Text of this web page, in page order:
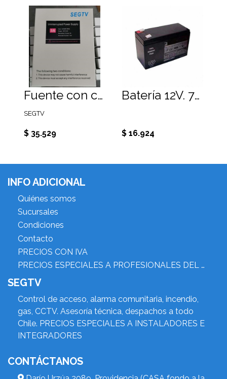
Fuente con cargador de batería, temporizador y gabinete 220VAC 5Ah
SEGTV
$ 35.529
Batería 12V. 7A. libre de mantención
$ 16.924
INFO ADICIONAL
Quiénes somos
Sucursales
Condiciones
Contacto
PRECIOS CON IVA
PRECIOS ESPECIALES A PROFESIONALES DEL RUBRO
SEGTV
Control de acceso, alarma comunitaria, incendio,
gas, CCTV. Asesoría técnica, despachos a todo
Chile. PRECIOS ESPECIALES A INSTALADORES E
INTEGRADORES
CONTÁCTANOS